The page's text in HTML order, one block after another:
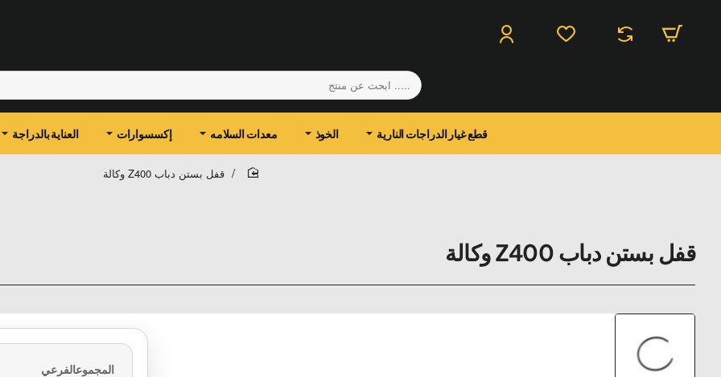
.....
ابحث
عن
منتج
قطع غيار الدراجات النارية الخوذ معدات السلامه إكسسوارات العناية بالدراجة
قفل بستن دباب Z400 وكالة
قفل بستن دباب Z400 وكالة